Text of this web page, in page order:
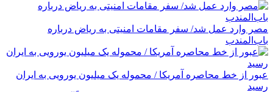
مصر وارد عمل شد/ سفر مقامات امنیتی به ریاض درباره
باب‌المندب
عبور از خط محاصره آمریکا / محموله یک میلیون یورویی به ایران
رسید